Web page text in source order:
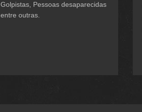
Golpistas, Pessoas desaparecidas
entre outras.